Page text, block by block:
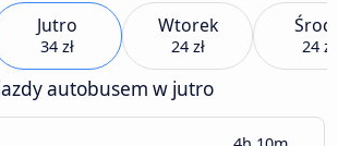
Jutro
34 zł
Wtorek
24 zł 24 zł
autobusem w jutro